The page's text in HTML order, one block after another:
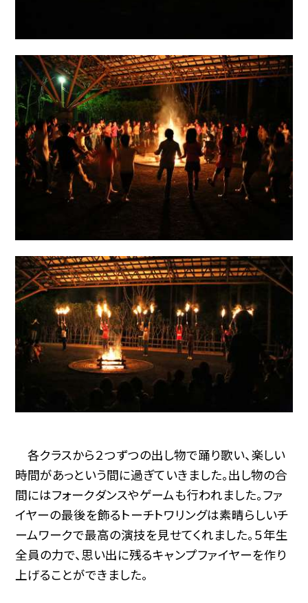
各クラスから２つずつの出し物で踊り歌い、楽しい
時間があっという間に過ぎていきました。出し物の合
間にはフォークダンスやゲームも行われました。ファ
イヤーの最後を飾るトーチトワリングは素晴らしいチ
ームワークで最高の演技を見せてくれました。５年生
全員の力で、思い出に残るキャンプファイヤーを作り
上げることができました。